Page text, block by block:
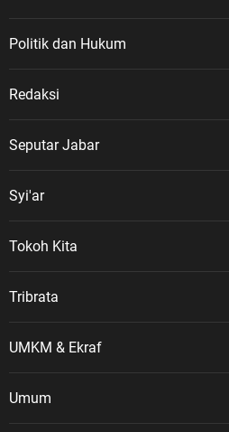
Politik dan Hukum
Redaksi
Seputar Jabar
Syi'ar
Tokoh Kita
Tribrata
UMKM & Ekraf
Umum